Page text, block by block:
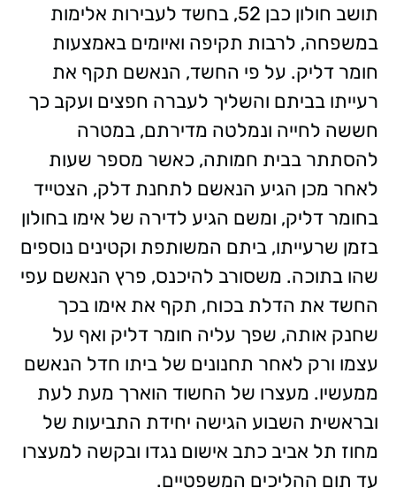
תושב חולון כבן 52, בחשד לעבירות אלימות
במשפחה, לרבות תקיפה ואיומים באמצעות
חומר דליק. על פי החשד, הנאשם תקף את
רעייתו בביתם והשליך לעברה חפצים ועקב כך
חששה לחייה ונמלטה מדירתם, במטרה
להסתתר בבית חמותה, כאשר מספר שעות
לאחר מכן הגיע הנאשם לתחנת דלק, הצטייד
בחומר דליק, ומשם הגיע לדירה של אימו בחולון
בזמן שרעייתו, ביתם המשותפת וקטינים נוספים
שהו בתוכה. משסורב להיכנס, פרץ הנאשם עפי
החשד את הדלת בכוח, תקף את אימו בכך
שחנק אותה, שפך עליה חומר דליק ואף על
עצמו ורק לאחר תחנונים של ביתו חדל הנאשם
ממעשיו. מעצרו של החשוד הוארך מעת לעת
ובראשית השבוע הגישה יחידת התביעות של
מחוז תל אביב כתב אישום נגדו ובקשה למעצרו
עד תום ההליכים המשפטיים.